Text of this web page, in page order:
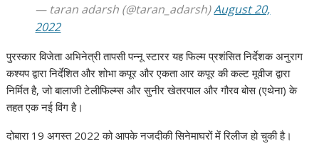
— taran adarsh (@taran_adarsh)August 20,
2022
पुरस्कार विजेता अभिनेत्री तापसी पन्नू स्टारर यह फिल्म प्रशंसित निर्देशक अनुराग
कश्यप द्वारा निर्देशित और शोभा कपूर और एकता आर कपूर की कल्ट मूवीज द्वारा
निर्मित है, जो बालाजी टेलीफिल्म्स और सुनीर खेतरपाल और गौरव बोस (एथेना) के
तहत एक नई विंग है।
दोबारा 19 अगस्त 2022 को आपके नजदीकी सिनेमाघरों में रिलीज हो चुकी है।